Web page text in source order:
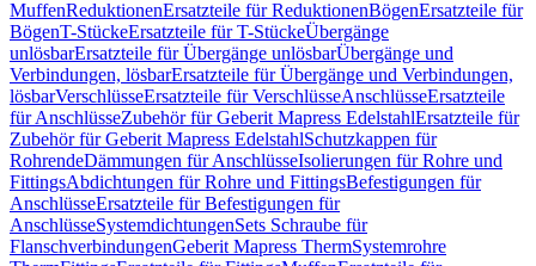
MuffenReduktionenErsatzteile für ReduktionenBögenErsatzteile für
BögenT-StückeErsatzteile für T-StückeÜbergänge
unlösbarErsatzteile für Übergänge unlösbarÜbergänge und
Verbindungen, lösbarErsatzteile für Übergänge und Verbindungen,
lösbarVerschlüsseErsatzteile für VerschlüsseAnschlüsseErsatzteile
für AnschlüsseZubehör für Geberit Mapress EdelstahlErsatzteile für
Zubehör für Geberit Mapress EdelstahlSchutzkappen für
RohrendeDämmungen für AnschlüsseIsolierungen für Rohre und
FittingsAbdichtungen für Rohre und FittingsBefestigungen für
AnschlüsseErsatzteile für Befestigungen für
AnschlüsseSystemdichtungenSets Schraube für
FlanschverbindungenGeberit Mapress ThermSystemrohre